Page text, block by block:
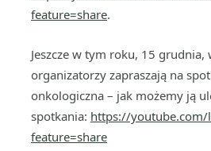
feature=share.
Jeszcze w tym roku, 15
organizatorzy zapraszają na
onkologiczna – jak możemy ją
spotkania: https://youtube.com/
feature=share